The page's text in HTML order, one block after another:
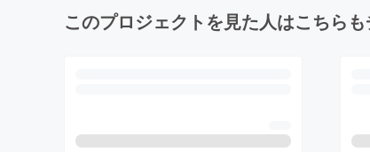
このプロジェクトを見た人はこちら